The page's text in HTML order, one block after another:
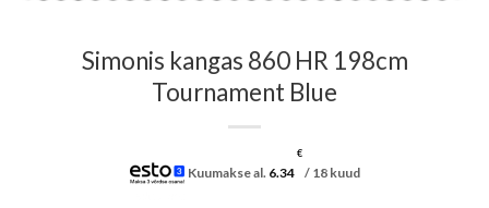
Simonis kangas 860 HR 198cm
Tournament Blue
Kuumakse al. 6.34
€
/ 18 kuud